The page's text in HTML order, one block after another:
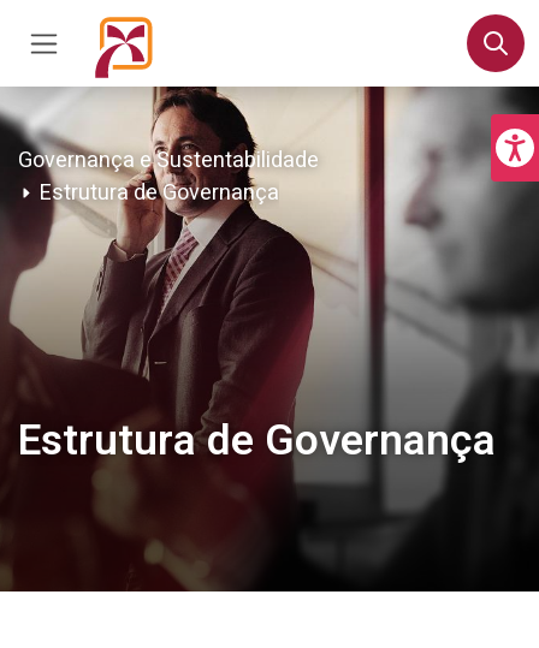
Governança e Sustentabilidade
Estrutura de Governança
Estrutura de Governança